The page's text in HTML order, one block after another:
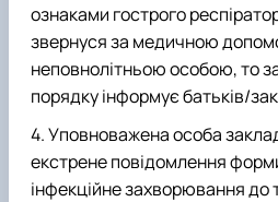
ознаками гострого
звернуся за медичною
неповнолітньою особою, то
порядку інформує батьків/
Уповноважена особа
екстрене повідомлення
інфекційне захворювання до